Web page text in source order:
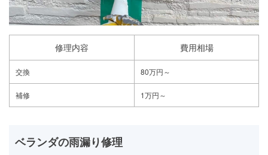
修理内容 費用相場
交換 80万円～
補修 1万円～
ベランダの雨漏り修理